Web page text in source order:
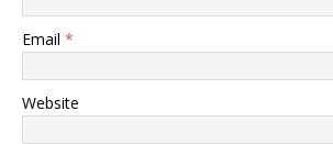
Email *
Website